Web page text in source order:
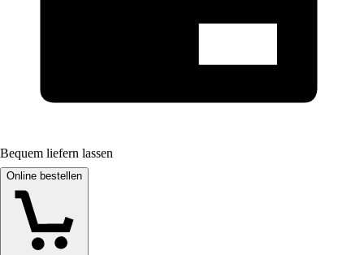
Bequem liefern lassen
Online bestellen